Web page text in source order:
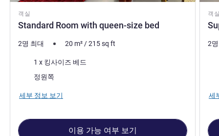
객실
Standard Room with queen-size bed
2명 최대 20 m²/215sq ft
1 x 킹사이즈 베드
정원쪽
세부 정보 보기
이용 가능 여부 보기
객
2
세